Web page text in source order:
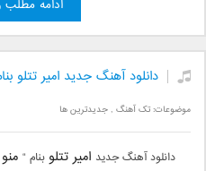
ادامه مطلب
دانلود آهنگ جدید امیر تتلو
موضوعات:تک آهنگ ,جدیدترین ها
دانلود آهنگ جدید امیر تتلو بنام “